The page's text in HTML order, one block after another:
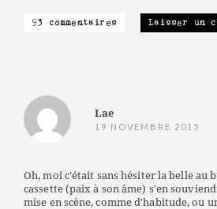
93 commentaires Laisser un
Lae
19 NOVEMBRE 2015
Oh, moi c'était sans hésiter la belle au
cassette (paix à son âme) s'en
mise en scène, comme d'habitude, ou